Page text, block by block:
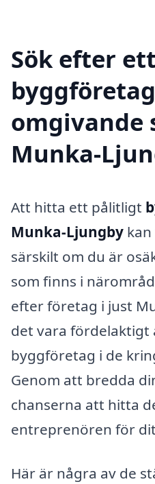
Sök efter
omgivande
Munka-
Att hitta ett pålitligt
Munka-Ljungby
särskilt om du är
som finns i
efter företag i just
det vara fördelaktigt
byggföretag i de
Genom att bredda
chanserna att hitta
entreprenören för
Här är några av de